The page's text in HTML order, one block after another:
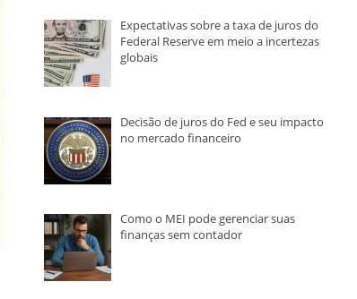
Expectativas sobre a taxa de juros do
Federal Reserve em meio a incertezas
globais
Decisão de juros do Fed e seu impacto
no mercado financeiro
Como o MEI pode gerenciar suas
finanças sem contador